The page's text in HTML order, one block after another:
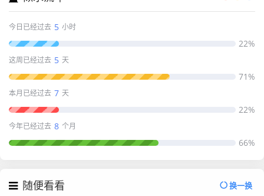
今日已经过去 5 小时
22%
这周已经过去 5 天
71%
本月已经过去 7 天
22%
今年已经过去 8 个月
66%
随便看看 换一换